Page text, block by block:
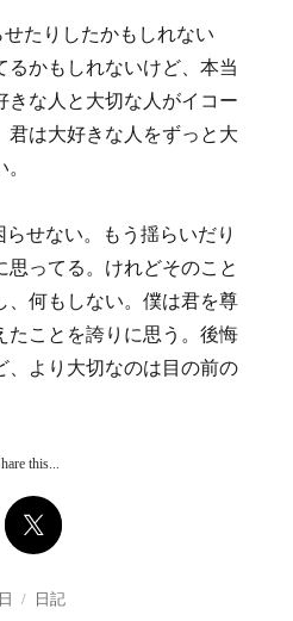
たりしたかもしれない
るかもしれないけど、本当
きな人と大切な人がイコー
君は大好きな人をずっと大
せない。もう揺らいだり
思ってる。けれどそのこと
、何もしない。僕は君を尊
たことを誇りに思う。後悔
、より大切なのは目の前の
this...
カ
日記